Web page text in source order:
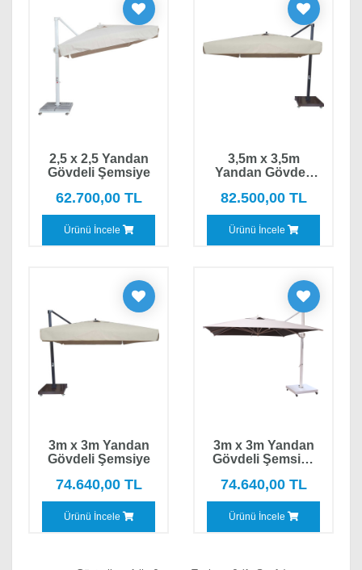
2,5 x 2,5 Yandan
Gövdeli Şemsiye
62.700,00 TL
Ürünü İncele
3,5m x 3,5m
Yandan Gövdeli
82.500,00 TL
Ürünü İncele
3m x 3m Yandan
Gövdeli Şemsiye
74.640,00 TL
Ürünü İncele
3m x 3m Yandan
Gövdeli Şemsiye
74.640,00 TL
Ürünü İncele